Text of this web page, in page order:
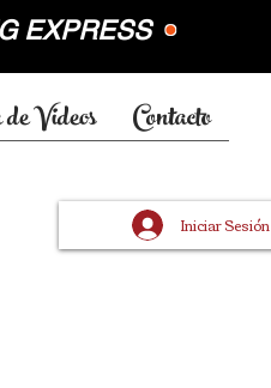
EXPRESS•
Videos Contacto
Iniciar